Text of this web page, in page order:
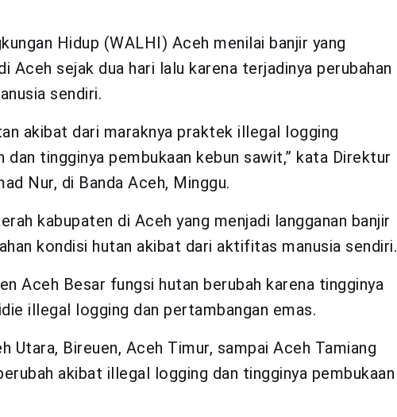
Hidup (WALHI) Aceh menilai banjir yang
Aceh sejak dua hari lalu karena terjadinya perubahan
sendiri.
akibat dari maraknya praktek illegal logging
tingginya pembukaan kebun sawit,” kata Direktur
Nur, di Banda Aceh, Minggu.
kabupaten di Aceh yang menjadi langganan banjir
kondisi hutan akibat dari aktifitas manusia sendiri.
Aceh Besar fungsi hutan berubah karena tingginya
illegal logging dan pertambangan emas.
Utara, Bireuen, Aceh Timur, sampai Aceh Tamiang
akibat illegal logging dan tingginya pembukaan